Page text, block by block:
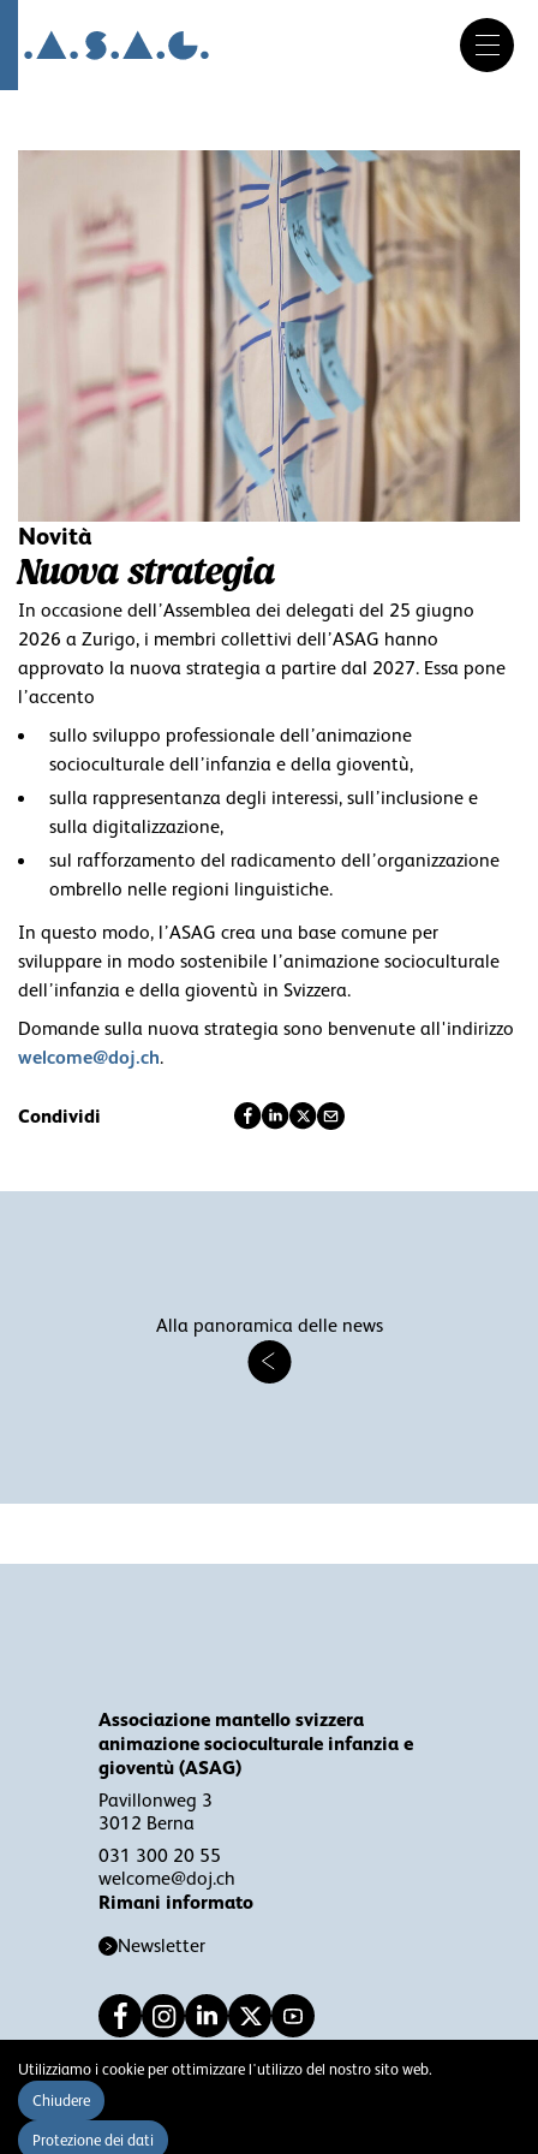
navigazione
Novità
Nuova strategia
In occasione dell’Assemblea dei delegati del 25 giugno
2026 a Zurigo, i membri collettivi dell’ASAG hanno
approvato la nuova strategia a partire dal 2027. Essa pone
l’accento
sullo sviluppo professionale dell’animazione
socioculturale dell’infanzia e della gioventù,
sulla rappresentanza degli interessi, sull’inclusione e
sulla digitalizzazione,
sul rafforzamento del radicamento dell’organizzazione
ombrello nelle regioni linguistiche.
In questo modo, l’ASAG crea una base comune per
sviluppare in modo sostenibile l’animazione socioculturale
dell’infanzia e della gioventù in Svizzera.
Domande sulla nuova strategia sono benvenute all'indirizzo
welcome@doj.ch.
Condividi
Alla panoramica delle news
Associazione mantello svizzera
animazione socioculturale infanzia e
gioventù (ASAG)
Pavillonweg 3
3012 Berna
031 300 20 55
welcome@doj.ch
Rimani informato
Newsletter
Impressum
Disclaimer
Utilizziamo i cookie per ottimizzare l'utilizzo del nostro sito web.
Chiudere
Protezione dei dati